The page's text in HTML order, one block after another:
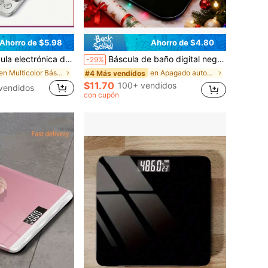
de $5.98
alta precisión para joyas de oro, escala G, báscula electrónica en miniatura, báscula de cocina
en Multicolor Básculas de pesaje
Ahorro de $4.80
-29% Báscula de baño digital negra de moda, báscula inteligente de peso corporal, báscula de fitness, báscula de grasa corporal, báscula de peso portátil, batería no incluida (requiere 2 pilas AAA), adecuada para uso doméstico, sala de estar, baño, hogar, oficina, regalo esencial
#4 Más vendidos en Apagado automático Básculas de pesaje
$11.70 100+ vendidos
con cupón